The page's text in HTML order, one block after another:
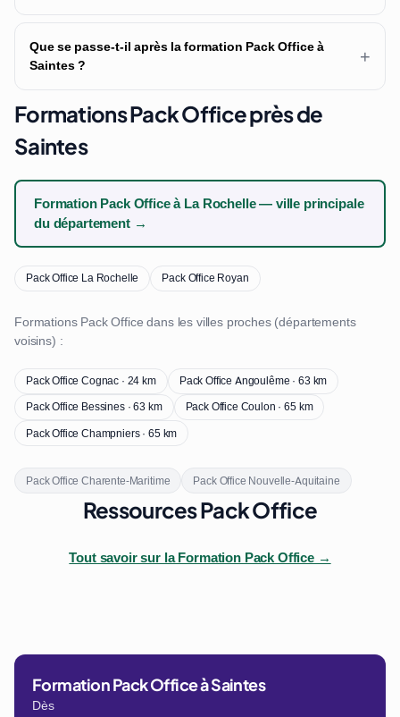
Que se passe-t-il après la formation Pack Office à
Saintes ?
+
Formations Pack Office près de
Saintes
Formation Pack Office à La Rochelle — ville principale
du département →
Pack Office La Rochelle Pack Office Royan
Formations Pack Office dans les villes proches (départements
voisins) :
Pack Office Cognac · 24 km
Pack Office Angoulême · 63 km
Pack Office Bessines · 63 km
Pack Office Coulon · 65 km
Pack Office Champniers · 65 km
Pack Office Charente-Maritime Pack Office Nouvelle-Aquitaine
Ressources Pack Office
Tout savoir sur la Formation Pack Office →
Formation Pack Office à Saintes
Dès